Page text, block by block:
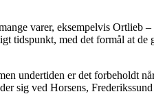
varer, eksempelvis
tidspunkt, med det formål at de
undertiden er det forbeholdt
sig ved Horsens,